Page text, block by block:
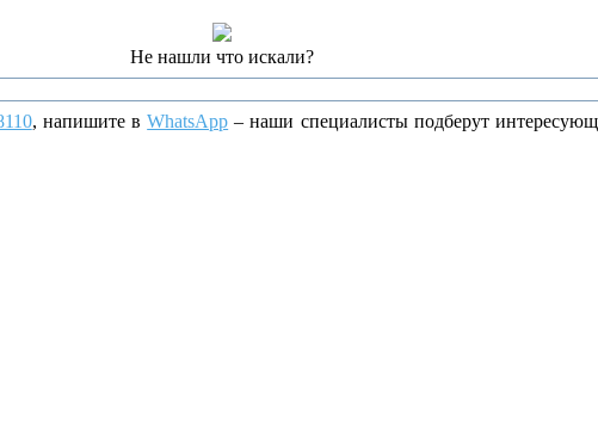
Не нашли что искали?
, напишитевWhatsApp – наши специалисты подберут